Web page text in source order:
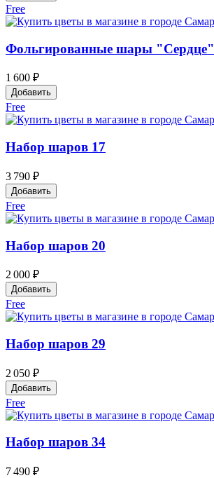
Free
Фольгированные шары "Сердце"
1 600 ₽
Добавить
Free
Набор шаров 17
3 790 ₽
Добавить
Free
Набор шаров 20
2 000 ₽
Добавить
Free
Набор шаров 29
2 050 ₽
Добавить
Free
Набор шаров 34
7 490 ₽